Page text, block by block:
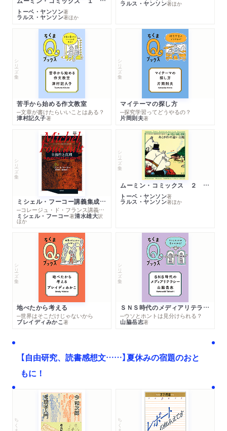
トーベ・ヤンソン著
ラルス・ヤンソン著ほか
ラルス・ヤンソン著ほか
シリーズ・全集
苦手から始める作文教室
─文章が書けたらいいことはある？
津村記久子著
シリーズ・全集
マイテーマの探し方
─探究学習ってどうやるの？
片岡則夫著
シリーズ・全集
ミシェル・フーコー講義集成１０ 主体性と真理
─コレージュ・ド・フランス講義１９８０－１９８１年度
ミシェル・フーコー著清水雄大訳
ほか
シリーズ・全集
ムーミン・コミックス ２ あこがれの遠い土地
トーベ・ヤンソン著
ラルス・ヤンソン著ほか
シリーズ・全集
地べたから考える
─世界はそこだけじゃないから
ブレイディみかこ著
シリーズ・全集
ＳＮＳ時代のメディアリテラシー
─ウソとホントは見分けられる？
山脇岳志著
【自由研究、読書感想文……】夏休みの宿題のおと
もに！
ちくま文庫 ちくま学芸文庫